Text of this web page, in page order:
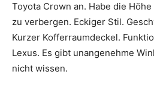
Toyota Crown an. Habe die
zu verbergen. Eckiger Stil.
Kurzer Kofferraumdeckel.
Lexus. Es gibt unangenehme
nicht wissen.